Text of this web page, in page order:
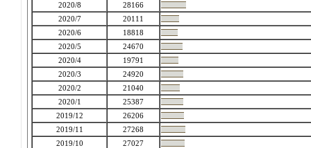
2020/8
28166
2020/7
20111
2020/6
18818
2020/5
24670
2020/4
19791
2020/3
24920
2020/2
21040
2020/1
25387
2019/12
26206
2019/11
27268
2019/10
27027